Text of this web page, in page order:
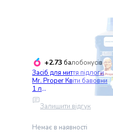
Маринади
Хрін
Кондитерські
вироби
Шоколад
Печиво
+2.73 балобонусів
Засіб для миття підлоги
Mr. Proper Квіти бавовни
1 л
(4084500644847/800654
0918968)
Залишити відгук
Немає в наявності